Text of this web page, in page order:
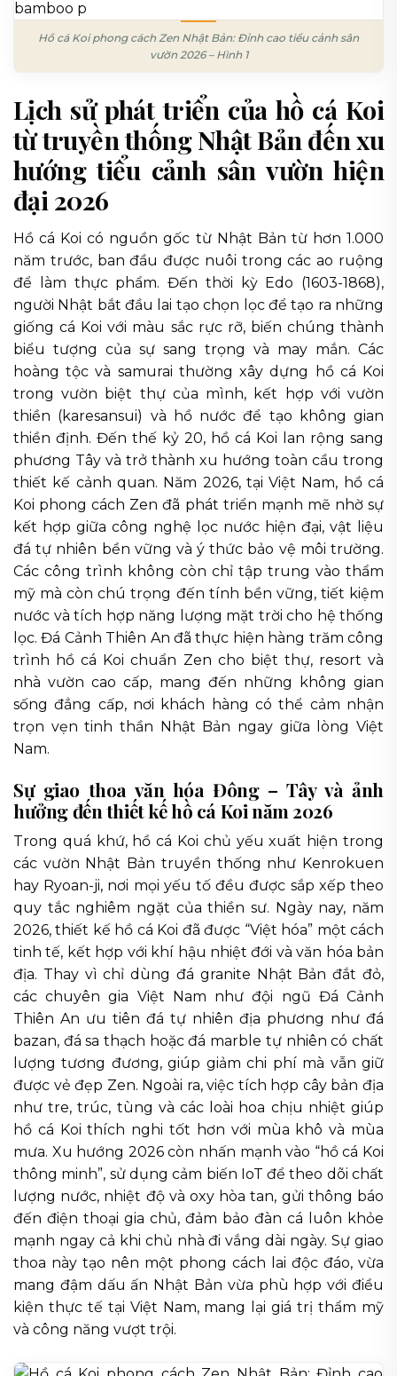
Hồ cá Koi phong cách Zen Nhật Bản: Đỉnh cao tiểu cảnh sân
vườn 2026 – Hình 1
Lịch sử phát triển của hồ cá Koi
từ truyền thống Nhật Bản đến xu
hướng tiểu cảnh sân vườn hiện
đại 2026
Hồ cá Koi có nguồn gốc từ Nhật Bản từ hơn 1.000
năm trước, ban đầu được nuôi trong các ao ruộng
để làm thực phẩm. Đến thời kỳ Edo (1603-1868),
người Nhật bắt đầu lai tạo chọn lọc để tạo ra những
giống cá Koi với màu sắc rực rỡ, biến chúng thành
biểu tượng của sự sang trọng và may mắn. Các
hoàng tộc và samurai thường xây dựng hồ cá Koi
trong vườn biệt thự của mình, kết hợp với vườn
thiền (karesansui) và hồ nước để tạo không gian
thiền định. Đến thế kỷ 20, hồ cá Koi lan rộng sang
phương Tây và trở thành xu hướng toàn cầu trong
thiết kế cảnh quan. Năm 2026, tại Việt Nam, hồ cá
Koi phong cách Zen đã phát triển mạnh mẽ nhờ sự
kết hợp giữa công nghệ lọc nước hiện đại, vật liệu
đá tự nhiên bền vững và ý thức bảo vệ môi trường.
Các công trình không còn chỉ tập trung vào thẩm
mỹ mà còn chú trọng đến tính bền vững, tiết kiệm
nước và tích hợp năng lượng mặt trời cho hệ thống
lọc. Đá Cảnh Thiên An đã thực hiện hàng trăm công
trình hồ cá Koi chuẩn Zen cho biệt thự, resort và
nhà vườn cao cấp, mang đến những không gian
sống đẳng cấp, nơi khách hàng có thể cảm nhận
trọn vẹn tinh thần Nhật Bản ngay giữa lòng Việt
Nam.
Sự giao thoa văn hóa Đông – Tây và ảnh
hưởng đến thiết kế hồ cá Koi năm 2026
Trong quá khứ, hồ cá Koi chủ yếu xuất hiện trong
các vườn Nhật Bản truyền thống như Kenrokuen
hay Ryoan-ji, nơi mọi yếu tố đều được sắp xếp theo
quy tắc nghiêm ngặt của thiền sư. Ngày nay, năm
2026, thiết kế hồ cá Koi đã được “Việt hóa” một cách
tinh tế, kết hợp với khí hậu nhiệt đới và văn hóa bản
địa. Thay vì chỉ dùng đá granite Nhật Bản đắt đỏ,
các chuyên gia Việt Nam như đội ngũ Đá Cảnh
Thiên An ưu tiên đá tự nhiên địa phương như đá
bazan, đá sa thạch hoặc đá marble tự nhiên có chất
lượng tương đương, giúp giảm chi phí mà vẫn giữ
được vẻ đẹp Zen. Ngoài ra, việc tích hợp cây bản địa
như tre, trúc, tùng và các loài hoa chịu nhiệt giúp
hồ cá Koi thích nghi tốt hơn với mùa khô và mùa
mưa. Xu hướng 2026 còn nhấn mạnh vào “hồ cá Koi
thông minh”, sử dụng cảm biến IoT để theo dõi chất
lượng nước, nhiệt độ và oxy hòa tan, gửi thông báo
đến điện thoại gia chủ, đảm bảo đàn cá luôn khỏe
mạnh ngay cả khi chủ nhà đi vắng dài ngày. Sự giao
thoa này tạo nên một phong cách lai độc đáo, vừa
mang đậm dấu ấn Nhật Bản vừa phù hợp với điều
kiện thực tế tại Việt Nam, mang lại giá trị thẩm mỹ
và công năng vượt trội.